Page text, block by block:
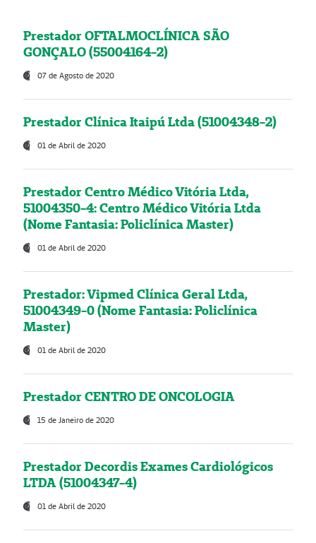
Prestador OFTALMOCLÍNICA SÃO
GONÇALO (55004164-2)
07 de Agosto de 2020
Prestador Clínica Itaipú Ltda (51004348-2)
01 de Abril de 2020
Prestador Centro Médico Vitória Ltda,
51004350-4: Centro Médico Vitória Ltda
(Nome Fantasia: Policlínica Master)
01 de Abril de 2020
Prestador: Vipmed Clínica Geral Ltda,
51004349-0 (Nome Fantasia: Policlínica
Master)
01 de Abril de 2020
Prestador CENTRO DE ONCOLOGIA
15 de Janeiro de 2020
Prestador Decordis Exames Cardiológicos
LTDA (51004347-4)
01 de Abril de 2020